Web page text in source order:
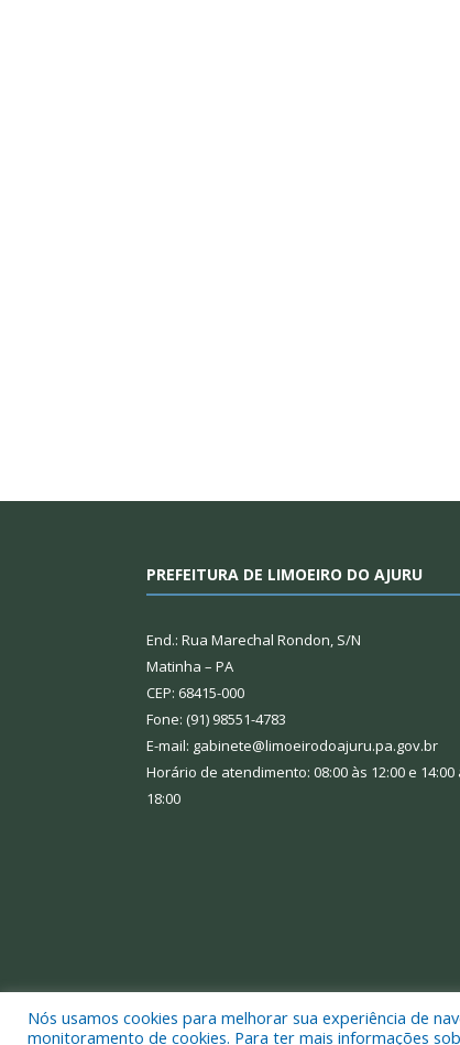
PREFEITURA DE LIMOEIRO DO AJURU
End.: Rua Marechal Rondon, S/N
Matinha – PA
CEP: 68415-000
Fone: (91) 98551-4783
E-mail: gabinete@limoeirodoajuru.pa.gov.br
Horário de atendimento: 08:00 às 12:00 e 14:00
18:00
Todos os direitos reservados a Prefeitura
Nós usamos cookies para melhorar sua experiência de
monitoramento de cookies. Para ter mais informações